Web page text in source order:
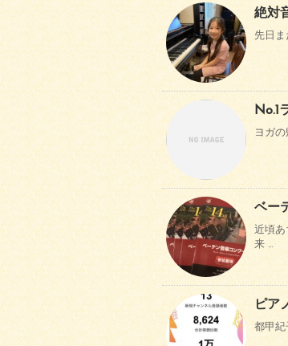
絶対
先日
No.1
ヨガ
ベー
近頃あ
来 …
ピア
都甲紀